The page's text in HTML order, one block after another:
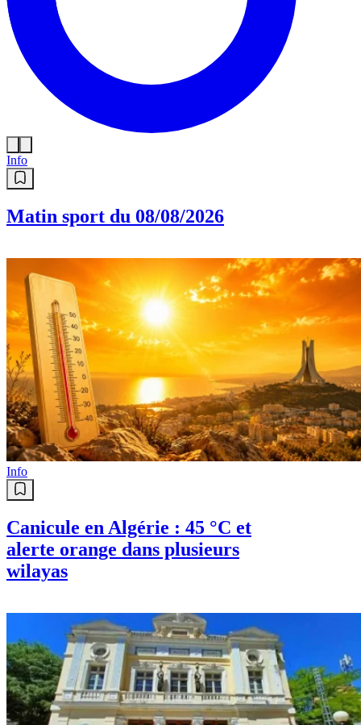
Info
Matin sport du 08/08/2026
Info
Canicule en Algérie : 45 °C et
alerte orange dans plusieurs
wilayas